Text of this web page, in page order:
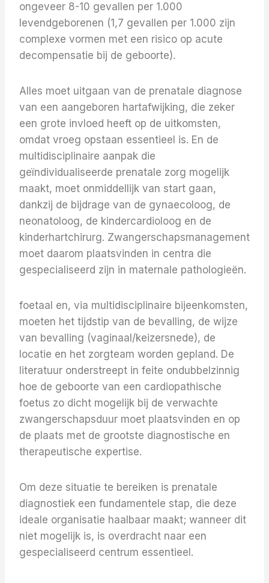
ongeveer 8-10 gevallen per 1.000
levendgeborenen (1,7 gevallen per 1.000 zijn
complexe vormen met een risico op acute
decompensatie bij de geboorte).
Alles moet uitgaan van de prenatale diagnose
van een aangeboren hartafwijking, die zeker
een grote invloed heeft op de uitkomsten,
omdat vroeg opstaan ​​essentieel is. En de
multidisciplinaire aanpak die
geïndividualiseerde prenatale zorg mogelijk
maakt, moet onmiddellijk van start gaan,
dankzij de bijdrage van de gynaecoloog, de
neonatoloog, de kindercardioloog en de
kinderhartchirurg. Zwangerschapsmanagement
moet daarom plaatsvinden in centra die
gespecialiseerd zijn in maternale pathologieën.
foetaal en, via multidisciplinaire bijeenkomsten,
moeten het tijdstip van de bevalling, de wijze
van bevalling (vaginaal/keizersnede), de
locatie en het zorgteam worden gepland. De
literatuur onderstreept in feite ondubbelzinnig
hoe de geboorte van een cardiopathische
foetus zo dicht mogelijk bij de verwachte
zwangerschapsduur moet plaatsvinden en op
de plaats met de grootste diagnostische en
therapeutische expertise.
Om deze situatie te bereiken is prenatale
diagnostiek een fundamentele stap, die deze
ideale organisatie haalbaar maakt; wanneer dit
niet mogelijk is, is overdracht naar een
gespecialiseerd centrum essentieel.